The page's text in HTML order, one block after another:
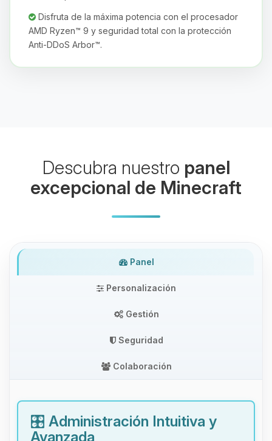
Disfruta de la máxima potencia con el procesador
AMD Ryzen™ 9 y seguridad total con la protección
Anti-DDoS Arbor™.
Descubra nuestro panel
excepcional de Minecraft
Panel
Personalización
Gestión
Seguridad
Colaboración
🎛️ Administración Intuitiva y
Avanzada
05/08/2026 21:46